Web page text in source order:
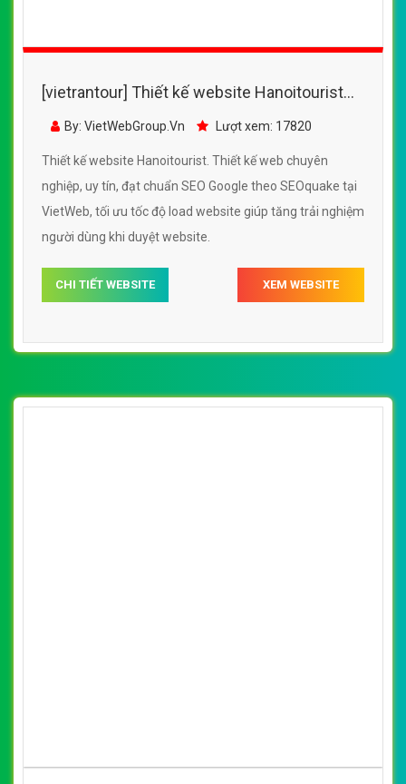
[vietrantour] Thiết kế website Hanoitourist
đẹp, chuyên nghiệp chuẩn SEO
By: VietWebGroup.Vn Lượt xem: 17820
Thiết kế website Hanoitourist. Thiết kế web chuyên
nghiệp, uy tín, đạt chuẩn SEO Google theo SEOquake tại
VietWeb, tối ưu tốc độ load website giúp tăng trải nghiệm
người dùng khi duyệt website.
CHI TIẾT WEBSITE XEM WEBSITE